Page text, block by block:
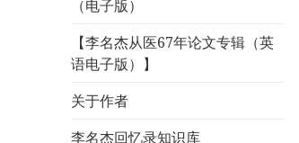
（电子版）
【李名杰从医67年论文专辑（英
语电子版）】
关于作者
李名杰回忆录知识库